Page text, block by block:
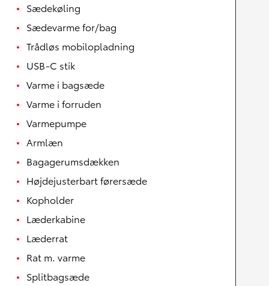
Sædekøling
Sædevarme for/bag
Trådløs mobilopladning
USB-C stik
Varme i bagsæde
Varme i forruden
Varmepumpe
Armlæn
Bagagerumsdækken
Højdejusterbart førersæde
Kopholder
Læderkabine
Læderrat
Rat m. varme
Splitbagsæde